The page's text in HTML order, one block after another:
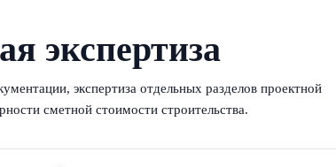
экспертиза
экспертиза отдельных разделов проектной
сметной стоимости строительства.